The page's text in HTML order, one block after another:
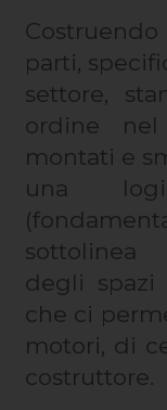
parti,
settore,
ordine
montati e
una
sottolinea
degli
che ci
motori, di
costruttore.